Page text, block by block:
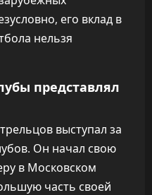
его вклад в
нельзя
представлял
выступал за
Он начал свою
в Московском
часть своей